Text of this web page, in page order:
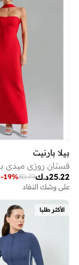
بيلا بارنيت
د.ك25.22
30.79
-19%
على وشك النفاد
الأكثر طلبا